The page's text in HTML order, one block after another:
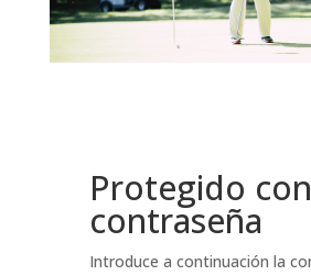
Protegido con
contraseña
Introduce a continuación la